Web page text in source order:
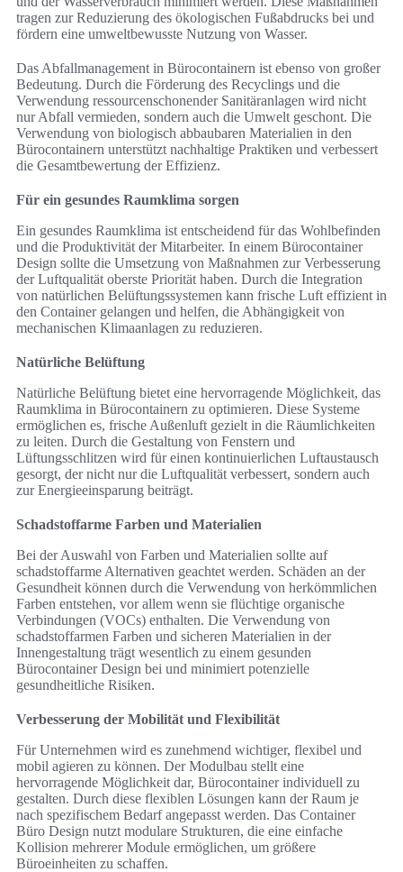
tragen zur Reduzierung des ökologischen Fußabdrucks bei und
fördern eine umweltbewusste Nutzung von Wasser.
Das Abfallmanagement in Bürocontainern ist ebenso von großer
Bedeutung. Durch die Förderung des Recyclings und die
Verwendung ressourcenschonender Sanitäranlagen wird nicht
nur Abfall vermieden, sondern auch die Umwelt geschont. Die
Verwendung von biologisch abbaubaren Materialien in den
Bürocontainern unterstützt nachhaltige Praktiken und verbessert
die Gesamtbewertung der Effizienz.
Für ein gesundes Raumklima sorgen
Ein gesundes Raumklima ist entscheidend für das Wohlbefinden
und die Produktivität der Mitarbeiter. In einem Bürocontainer
Design sollte die Umsetzung von Maßnahmen zur Verbesserung
der Luftqualität oberste Priorität haben. Durch die Integration
von natürlichen Belüftungssystemen kann frische Luft effizient in
den Container gelangen und helfen, die Abhängigkeit von
mechanischen Klimaanlagen zu reduzieren.
Natürliche Belüftung
Natürliche Belüftung bietet eine hervorragende Möglichkeit, das
Raumklima in Bürocontainern zu optimieren. Diese Systeme
ermöglichen es, frische Außenluft gezielt in die Räumlichkeiten
zu leiten. Durch die Gestaltung von Fenstern und
Lüftungsschlitzen wird für einen kontinuierlichen Luftaustausch
gesorgt, der nicht nur die Luftqualität verbessert, sondern auch
zur Energieeinsparung beiträgt.
Schadstoffarme Farben und Materialien
Bei der Auswahl von Farben und Materialien sollte auf
schadstoffarme Alternativen geachtet werden. Schäden an der
Gesundheit können durch die Verwendung von herkömmlichen
Farben entstehen, vor allem wenn sie flüchtige organische
Verbindungen (VOCs) enthalten. Die Verwendung von
schadstoffarmen Farben und sicheren Materialien in der
Innengestaltung trägt wesentlich zu einem gesunden
Bürocontainer Design bei und minimiert potenzielle
gesundheitliche Risiken.
Verbesserung der Mobilität und Flexibilität
Für Unternehmen wird es zunehmend wichtiger, flexibel und
mobil agieren zu können. Der Modulbau stellt eine
hervorragende Möglichkeit dar, Bürocontainer individuell zu
gestalten. Durch diese flexiblen Lösungen kann der Raum je
nach spezifischem Bedarf angepasst werden. Das Container
Büro Design nutzt modulare Strukturen, die eine einfache
Kollision mehrerer Module ermöglichen, um größere
Büroeinheiten zu schaffen.